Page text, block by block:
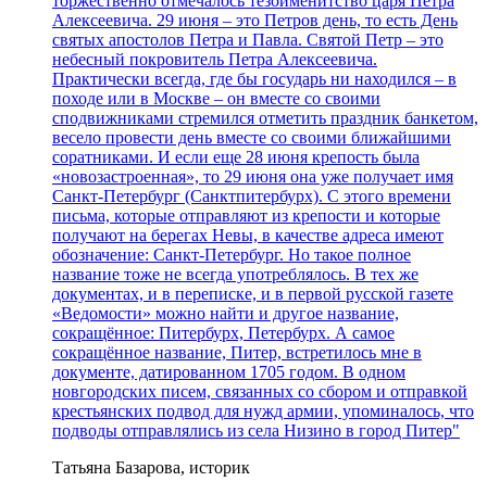
Алексеевича. 29 июня – это Петров день, то есть День
святых апостолов Петра и Павла. Святой Петр – это
небесный покровитель Петра Алексеевича.
Практически всегда, где бы государь ни находился – в
походе или в Москве – он вместе со своими
сподвижниками стремился отметить праздник банкетом,
весело провести день вместе со своими ближайшими
соратниками. И если еще 28 июня крепость была
«новозастроенная», то 29 июня она уже получает имя
Санкт-Петербург (Санктпитербурх). С этого времени
письма, которые отправляют из крепости и которые
получают на берегах Невы, в качестве адреса имеют
обозначение: Санкт-Петербург. Но такое полное
название тоже не всегда употреблялось. В тех же
документах, и в переписке, и в первой русской газете
«Ведомости» можно найти и другое название,
сокращённое: Питербурх, Петербурх. А самое
сокращённое название, Питер, встретилось мне в
документе, датированном 1705 годом. В одном
новгородских писем, связанных со сбором и отправкой
крестьянских подвод для нужд армии, упоминалось, что
подводы отправлялись из села Низино в город Питер"
Татьяна Базарова, историк